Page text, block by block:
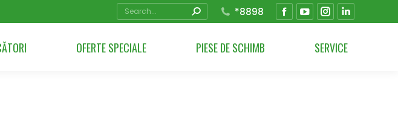
Search: *8898
FacebookYouTube
opens
Instagram
opens
Linkedin
opens
OFERTE SPECIALE PIESE DE SCHIMB SERVICE